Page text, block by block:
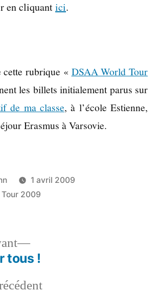
en cliquantici.
rubrique « DSAA World Tour
les billets initialement parus sur
de ma classe, à l’école Estienne,
Erasmus à Varsovie.
1 avril 2009
Tour 2009
Article
Article
suivant :
tous !